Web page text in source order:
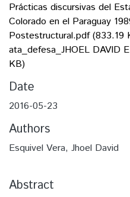
Prácticas discursivas del
Colorado en el Paraguay
Postestructural.pdf(833.19
ata_defesa_JHOEL DAVID
KB)
Date
2016-05-23
Authors
Esquivel Vera, Jhoel David
Abstract